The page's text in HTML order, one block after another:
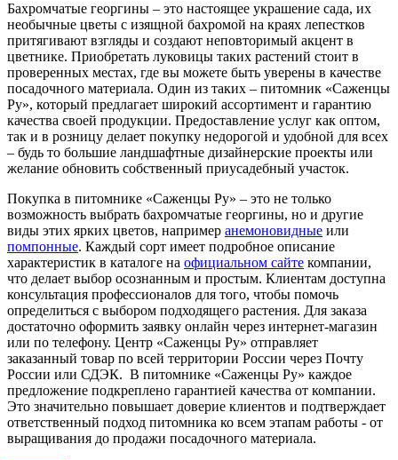
Бахромчатые георгины – это настоящее украшение сада, их
необычные цветы с изящной бахромой на краях лепестков
притягивают взгляды и создают неповторимый акцент в
цветнике. Приобретать луковицы таких растений стоит в
проверенных местах, где вы можете быть уверены в качестве
посадочного материала. Один из таких – питомник «Саженцы
Ру», который предлагает широкий ассортимент и гарантию
качества своей продукции. Предоставление услуг как оптом,
так и в розницу делает покупку недорогой и удобной для всех
– будь то большие ландшафтные дизайнерские проекты или
желание обновить собственный приусадебный участок.
Покупка в питомнике «Саженцы Ру» – это не только
возможность выбрать бахромчатые георгины, но и другие
виды этих ярких цветов, например анемоновидные или
помпонные. Каждый сорт имеет подробное описание
характеристик в каталоге на официальном сайте компании,
что делает выбор осознанным и простым. Клиентам доступна
консультация профессионалов для того, чтобы помочь
определиться с выбором подходящего растения. Для заказа
достаточно оформить заявку онлайн через интернет-магазин
или по телефону. Центр «Саженцы Ру» отправляет
заказанный товар по всей территории России через Почту
России или СДЭК. В питомнике «Саженцы Ру» каждое
предложение подкреплено гарантией качества от компании.
Это значительно повышает доверие клиентов и подтверждает
ответственный подход питомника ко всем этапам работы - от
выращивания до продажи посадочного материала.